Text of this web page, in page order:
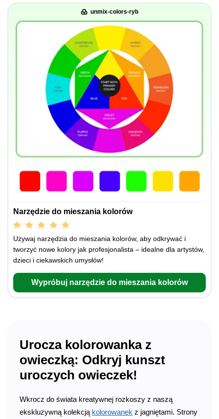
unmix-colors-ryb
Narzędzie do mieszania kolorów
Używaj narzędzia do mieszania kolorów, aby odkrywać i
tworzyć nowe kolory jak profesjonalista – idealne dla artystów,
dzieci i ciekawskich umysłów!
Wypróbuj narzędzie do mieszania kolorów
Urocza kolorowanka z
owieczką: Odkryj kunszt
uroczych owieczek!
Wkrocz do świata kreatywnej rozkoszy z naszą
ekskluzywną kolekcją kolorowanek z jagniętami. Strony